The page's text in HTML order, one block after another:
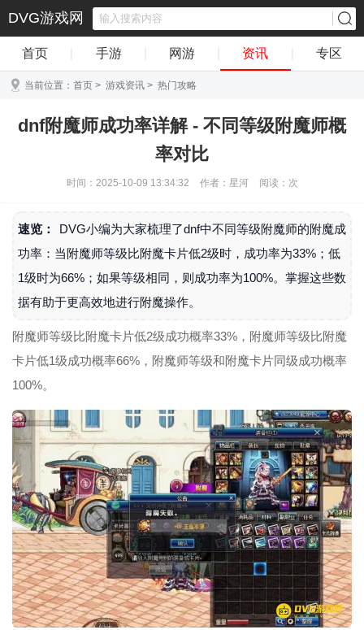
DVG游戏网
首页 手游 网游 资讯 专区
当前位置： 首页 > 游戏资讯 > 热门攻略
dnf附魔师成功率详解 - 不同等级附魔师概
率对比
时间：2025-10-09 13:34:32 作者：星河 阅读： 次
速览：
DVG小编为大家梳理了dnf中不同等级附魔师的附魔成
功率：当附魔师等级比附魔卡片低2级时，成功率为33%；低
1级时为66%；如果等级相同，则成功率为100%。掌握这些数
据有助于更高效地进行附魔操作。
附魔师等级比附魔卡片低2级成功概率33%，附魔师等级比附魔
卡片低1级成功概率66%，附魔师等级和附魔卡片同级成功概率
100%。